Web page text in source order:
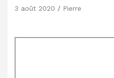
3 août 2020 Pierre